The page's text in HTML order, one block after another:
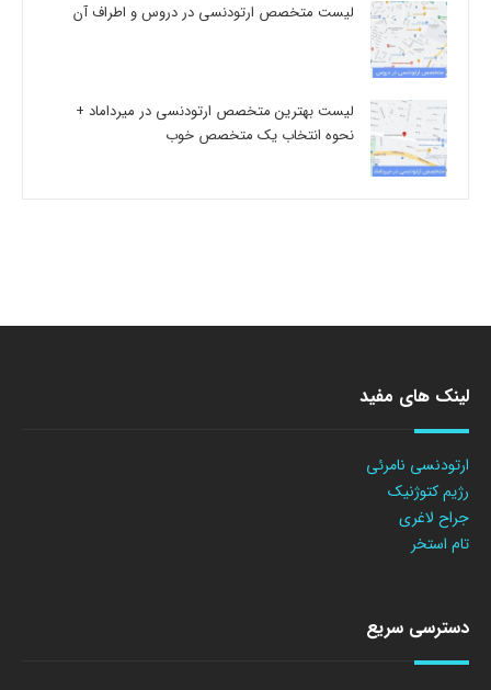
لیست متخصص ارتودنسی در دروس و اطراف آن
لیست بهترین متخصص ارتودنسی در میرداماد +
نحوه انتخاب یک متخصص خوب
لینک های مفید
ارتودنسی نامرئی
رژیم کتوژنیک
جراح لاغری
تام استخر
دسترسی سریع